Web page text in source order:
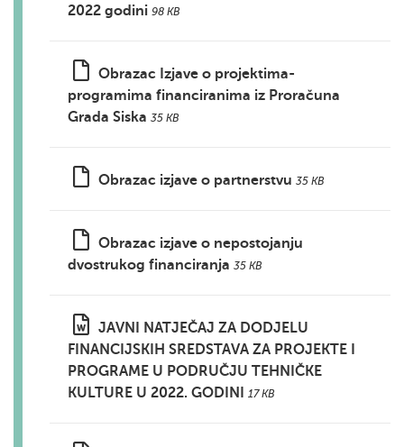
2022 godini 98 KB
Obrazac Izjave o projektima-
programima financiranima iz Proračuna
Grada Siska 35 KB
Obrazac izjave o partnerstvu 35 KB
Obrazac izjave o nepostojanju
dvostrukog financiranja 35 KB
JAVNI NATJEČAJ ZA DODJELU
FINANCIJSKIH SREDSTAVA ZA PROJEKTE I
PROGRAME U PODRUČJU TEHNIČKE
KULTURE U 2022. GODINI
17 KB